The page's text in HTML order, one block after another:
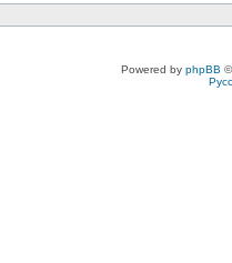
Powered by phpBB